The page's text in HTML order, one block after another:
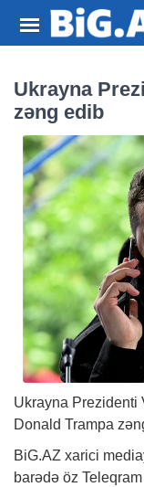
Ukrayna
zəng edib
Ukrayna Prezidenti
Donald Trampa
BiG.AZ xarici
barədə öz